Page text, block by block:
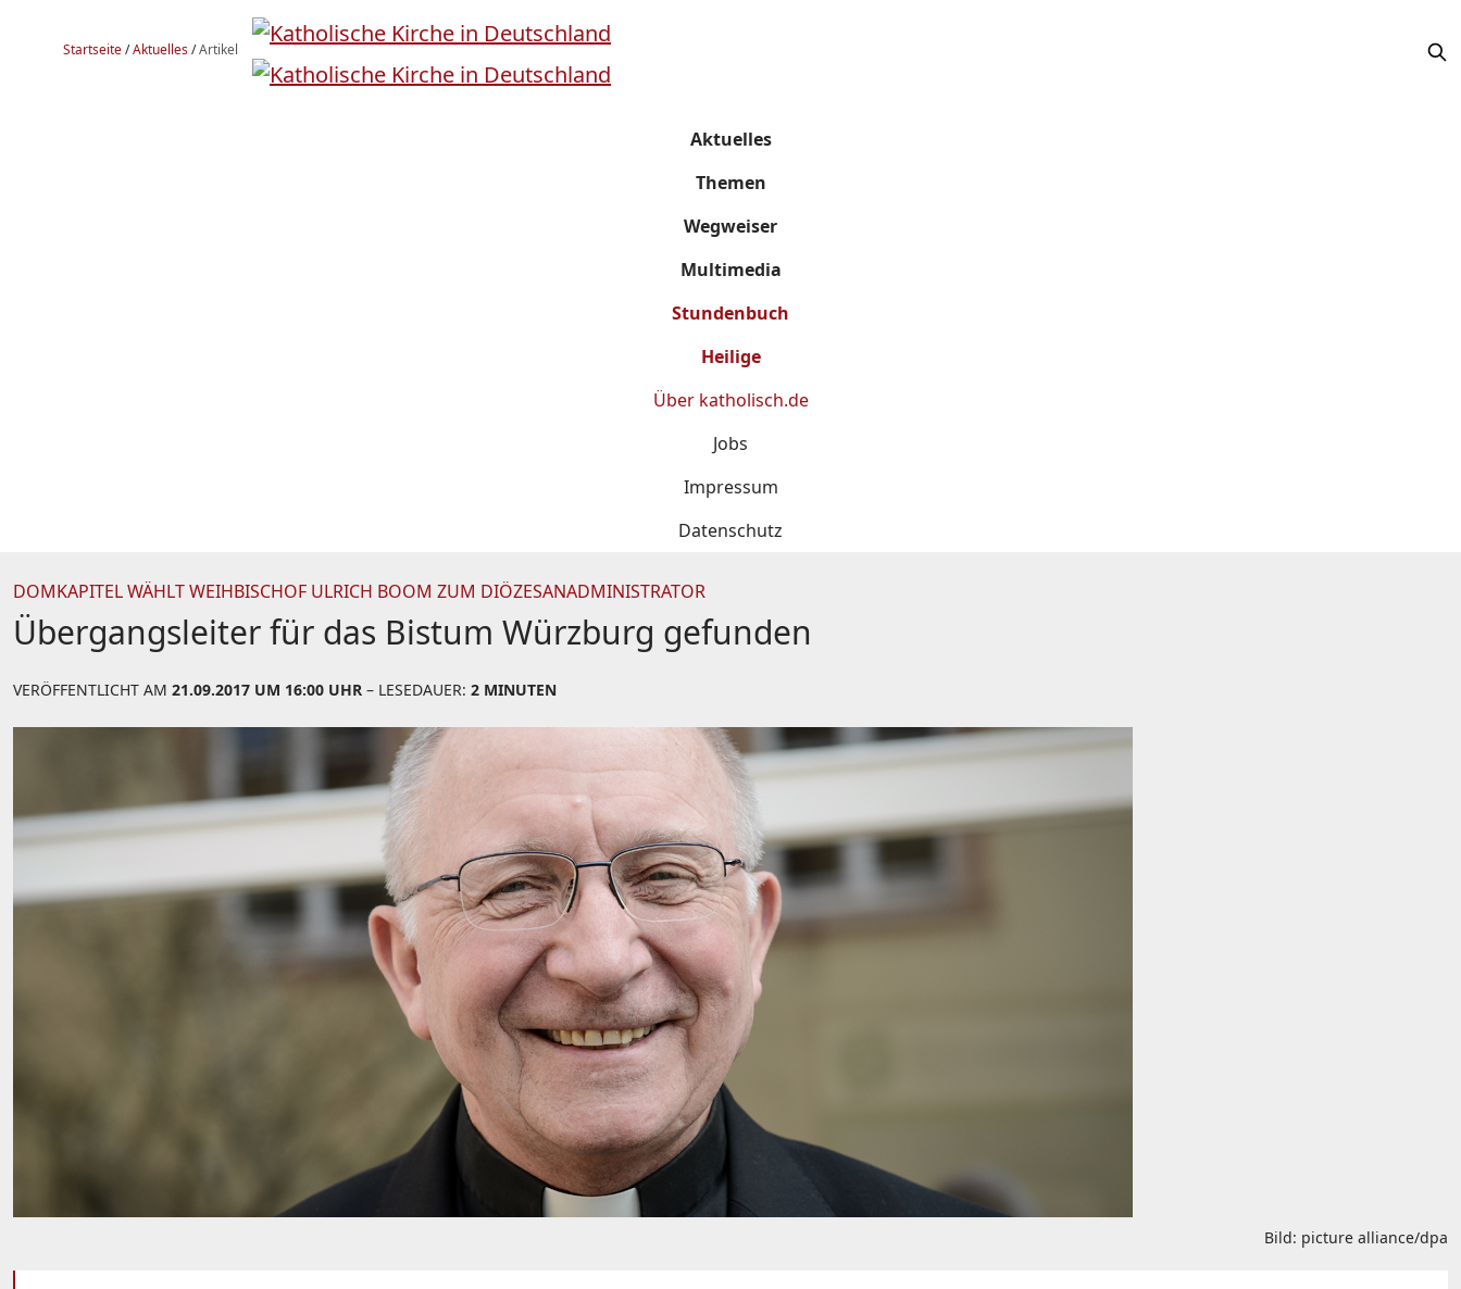
Startseite/Aktuelles/Artikel
Aktuelles
Themen
Wegweiser
Multimedia
Stundenbuch
Heilige
Über katholisch.de
Jobs
Impressum
Datenschutz
DOMKAPITEL WÄHLT WEIHBISCHOF ULRICH BOOM ZUM DIÖZESANADMINISTRATOR
Übergangsleiter für das Bistum Würzburg gefunden
VERÖFFENTLICHT AM 21.09.2017 UM 16:00 UHR – LESEDAUER: 2 MINUTEN
Bild: picture alliance/dpa